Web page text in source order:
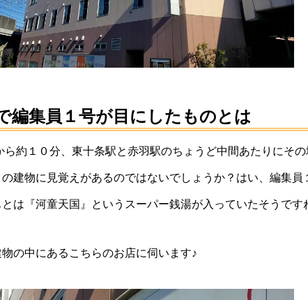
編集員１号が目にしたものとは
約１０分、東十条駅と赤羽駅のちょうど中間あたりにその
建物に見覚えがあるのではないでしょうか？はい、編集員
は『河童天国』というスーパー銭湯が入っていたそうです
の中にあるこちらのお店に伺います♪